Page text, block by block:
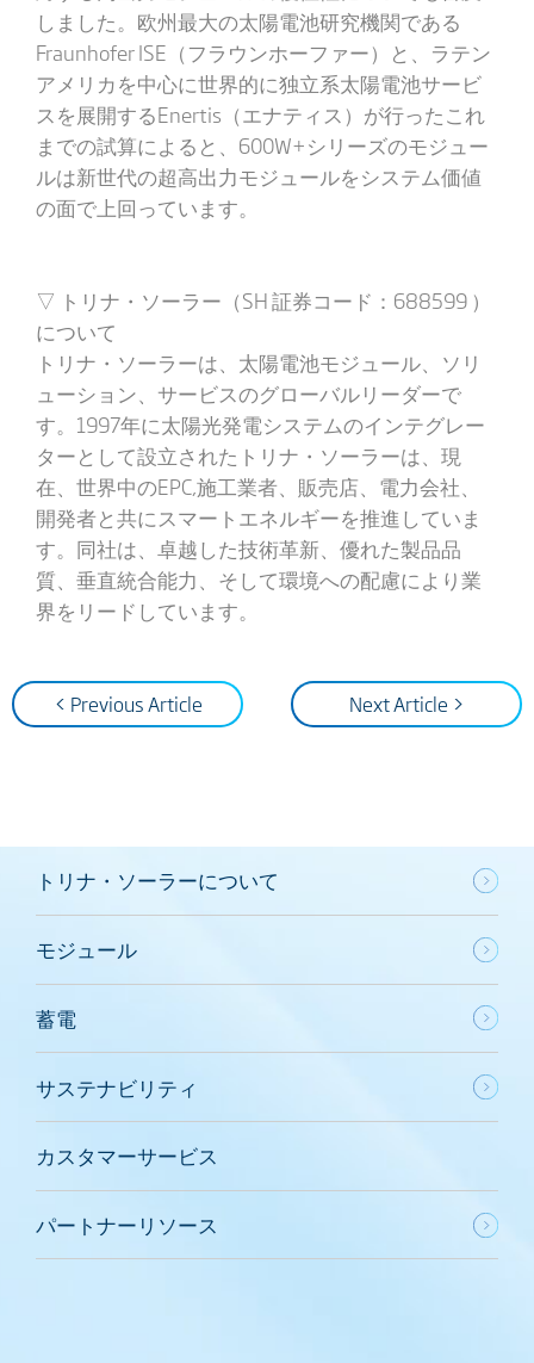
しました。欧州最大の太陽電池研究機関である
Fraunhofer ISE（フラウンホーファー）と、ラテン
アメリカを中心に世界的に独立系太陽電池サービ
スを展開するEnertis（エナティス）が行ったこれ
までの試算によると、600W+シリーズのモジュー
ルは新世代の超高出力モジュールをシステム価値
の面で上回っています。
▽ トリナ・ソーラー（SH 証券コード：688599 ）
について
トリナ・ソーラーは、太陽電池モジュール、ソリ
ューション、サービスのグローバルリーダーで
す。1997年に太陽光発電システムのインテグレー
ターとして設立されたトリナ・ソーラーは、現
在、世界中のEPC,施工業者、販売店、電力会社、
開発者と共にスマートエネルギーを推進していま
す。同社は、卓越した技術革新、優れた製品品
質、垂直統合能力、そして環境への配慮により業
界をリードしています。
< Previous Article Next Article >
トリナ・ソーラーについて
モジュール
蓄電
サステナビリティ
カスタマーサービス
パートナーリソース